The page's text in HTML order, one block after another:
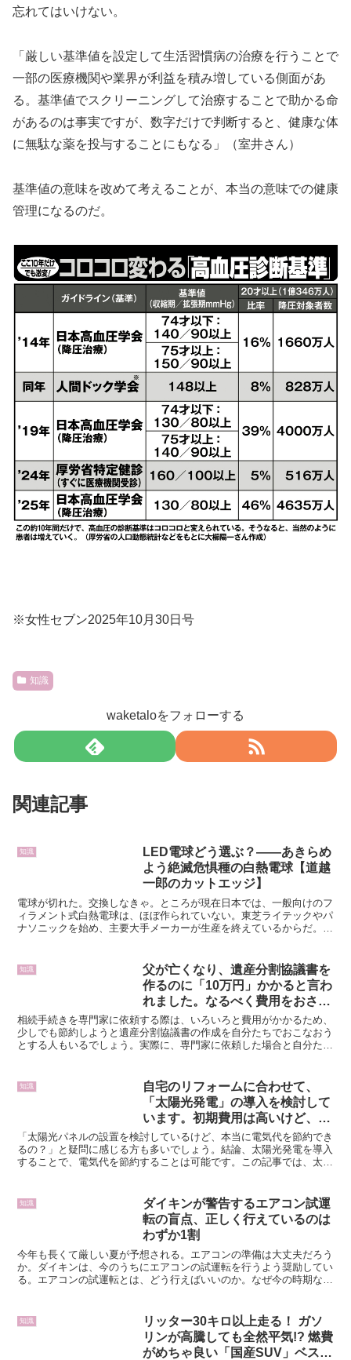
忘れてはいけない。
「厳しい基準値を設定して生活習慣病の治療を行うことで
一部の医療機関や業界が利益を積み増している側面があ
る。基準値でスクリーニングして治療することで助かる命
があるのは事実ですが、数字だけで判断すると、健康な体
に無駄な薬を投与することにもなる」（室井さん）
基準値の意味を改めて考えることが、本当の意味での健康
管理になるのだ。
※女性セブン2025年10月30日号
知識
waketaloをフォローする
関連記事
知識
LED電球どう選ぶ？――あきらめ
よう絶滅危惧種の白熱電球【道越
一郎のカットエッジ】
電球が切れた。交換しなきゃ。ところが現在日本では、一般向けのフ
ィラメント式白熱電球は、ほぼ作られていない。東芝ライテックやパ
ナソニックを始め、主要大手メーカーが生産を終えているからだ。白
知識
父が亡くなり、遺産分割協議書を
作るのに「10万円」かかると言わ
れました。なるべく費用をおさえ
たいのですが、自分たちで作れる
のでしょうか？
相続手続きを専門家に依頼する際は、いろいろと費用がかかるため、
少しでも節約しようと遺産分割協議書の作成を自分たちでおこなおう
とする人もいるでしょう。実際に、専門家に依頼した場合と自分たち
知識
自宅のリフォームに合わせて、
「太陽光発電」の導入を検討して
います。初期費用は高いけど、
「電気代の節約」になりますか？
「太陽光パネルの設置を検討しているけど、本当に電気代を節約でき
るの？」と疑問に感じる方も多いでしょう。結論、太陽光発電を導入
することで、電気代を節約することは可能です。この記事では、太陽
知識
ダイキンが警告するエアコン試運
転の盲点、正しく行えているのは
わずか1割
今年も長くて厳しい夏が予想される。エアコンの準備は大丈夫だろう
か。ダイキンは、今のうちにエアコンの試運転を行うよう奨励してい
る。エアコンの試運転とは、どう行えばいいのか。なぜ今の時期なの
知識
リッター30キロ以上走る！ ガソ
リンが高騰しても全然平気!? 燃費
がめちゃ良い「国産SUV」ベスト